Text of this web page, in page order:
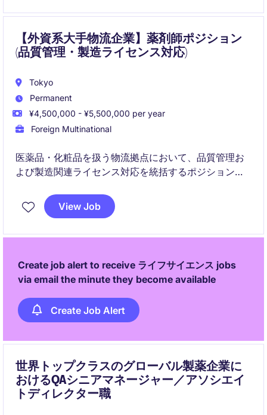
【外資系大手物流企業】薬剤師ポジション
(品質管理・製造ライセンス対応)
Tokyo
Permanent
¥4,500,000 - ¥5,500,000 per year
Foreign Multinational
医薬品・化粧品を扱う物流拠点において、品質管理お
よび製造関連ライセンス対応を統括するポジションで
場の要となる役割を担います。
View Job
Create job alert to receive ライフサイエンス jobs
via email the minute they become available
Create Job Alert
世界トップクラスのグローバル製薬企業に
おけるQAシニアマネージャー／アソシエイ
トディレクター職